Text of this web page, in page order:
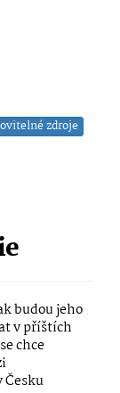
zdroje
budou jeho
v příštích
chce
Česku